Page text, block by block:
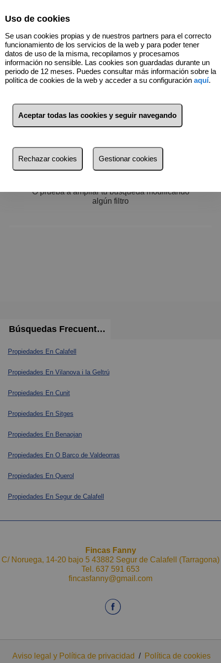
más reciente
más reciente
Menos reciente
No hay nada por aquí :)
O prueba a ampliar tu búsqueda modificando
algún filtro
Búsquedas Frecuentes
Propiedades En Calafell
Propiedades En Vilanova i la Geltrú
Propiedades En Cunit
Propiedades En Sitges
Propiedades En Benaojan
Propiedades En O Barco de Valdeorras
Propiedades En Querol
Propiedades En Segur de Calafell
Fincas Fanny
C/ Noruega, 14-20 bajo 5 43882 Segur de Calafell (Tarragona)
Tel. 637 591 653
fincasfanny@gmail.com
Aviso legal y Política de privacidad / Política de cookies
Uso de cookies
Se usan cookies propias y de nuestros partners para el correcto
funcionamiento de los servicios de la web y para poder tener
datos de uso de la misma, recopilamos y procesamos
información no sensible. Las cookies son guardadas durante un
periodo de 12 meses. Puedes consultar más información sobre la
política de cookies de la web y acceder a su configuración aquí.
Aceptar todas las cookies y seguir navegando
Rechazar cookies Gestionar cookies